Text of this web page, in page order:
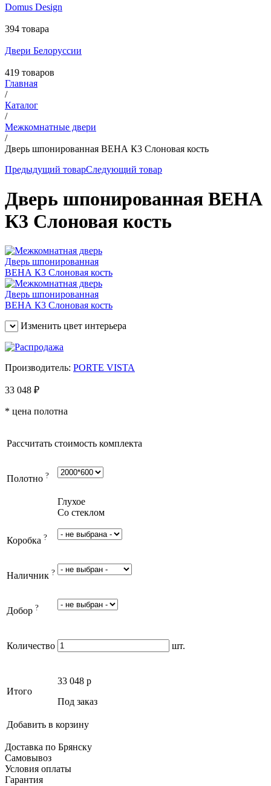
Domus Design
394 товара
Двери Белоруссии
419 товаров
Главная
/
Каталог
/
Межкомнатные двери
/
Дверь шпонированная ВЕНА К3 Слоновая кость
Предыдущий товарСледующий товар
Дверь шпонированная ВЕНА
К3 Слоновая кость
Изменить цвет интерьера
Производитель: PORTE VISTA
33 048 ₽
* цена полотна
Рассчитать стоимость комплекта
Полотно ?
Глухое
Со стеклом
Коробка ?
Наличник ?
Добор ?
Количество шт.
Итого
33 048 p
Под заказ
Добавить в корзину
Доставка по Брянску
Самовывоз
Условия оплаты
Гарантия